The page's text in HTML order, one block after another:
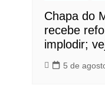
Chapa do
recebe
implodir;
5 de